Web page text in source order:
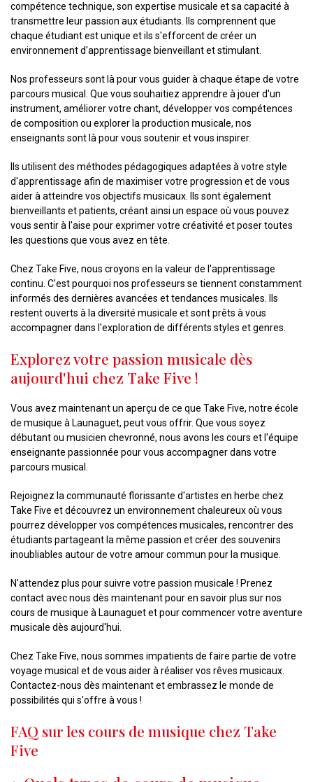
compétence technique, son expertise musicale et sa capacité à
transmettre leur passion aux étudiants. Ils comprennent que
chaque étudiant est unique et ils s'efforcent de créer un
environnement d'apprentissage bienveillant et stimulant.
Nos professeurs sont là pour vous guider à chaque étape de votre
parcours musical. Que vous souhaitiez apprendre à jouer d'un
instrument, améliorer votre chant, développer vos compétences
de composition ou explorer la production musicale, nos
enseignants sont là pour vous soutenir et vous inspirer.
Ils utilisent des méthodes pédagogiques adaptées à votre style
d'apprentissage afin de maximiser votre progression et de vous
aider à atteindre vos objectifs musicaux. Ils sont également
bienveillants et patients, créant ainsi un espace où vous pouvez
vous sentir à l'aise pour exprimer votre créativité et poser toutes
les questions que vous avez en tête.
Chez Take Five, nous croyons en la valeur de l'apprentissage
continu. C'est pourquoi nos professeurs se tiennent constamment
informés des dernières avancées et tendances musicales. Ils
restent ouverts à la diversité musicale et sont prêts à vous
accompagner dans l'exploration de différents styles et genres.
Explorez votre passion musicale dès
aujourd'hui chez Take Five !
Vous avez maintenant un aperçu de ce que Take Five, notre école
de musique à Launaguet, peut vous offrir. Que vous soyez
débutant ou musicien chevronné, nous avons les cours et l'équipe
enseignante passionnée pour vous accompagner dans votre
parcours musical.
Rejoignez la communauté florissante d'artistes en herbe chez
Take Five et découvrez un environnement chaleureux où vous
pourrez développer vos compétences musicales, rencontrer des
étudiants partageant la même passion et créer des souvenirs
inoubliables autour de votre amour commun pour la musique.
N'attendez plus pour suivre votre passion musicale ! Prenez
contact avec nous dès maintenant pour en savoir plus sur nos
cours de musique à Launaguet et pour commencer votre aventure
musicale dès aujourd'hui.
Chez Take Five, nous sommes impatients de faire partie de votre
voyage musical et de vous aider à réaliser vos rêves musicaux.
Contactez-nous dès maintenant et embrassez le monde de
possibilités qui s'offre à vous !
FAQ sur les cours de musique chez Take
Five